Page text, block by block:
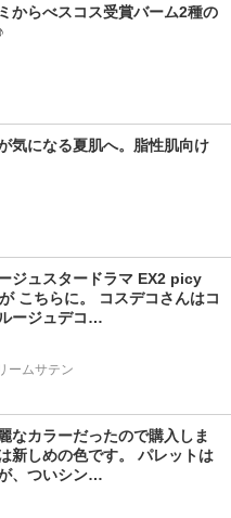
からべスコス受賞バーム2種の
気になる夏肌へ。脂性肌向け
ジュスタードラマ EX2 picy
こちらに。 コスデコさんはコ
ージュデコ…
ームサテン
なカラーだったので購入しま
新しめの色です。 パレットは
、ついシン…